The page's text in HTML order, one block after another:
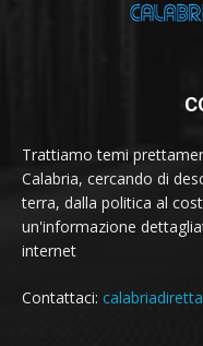
Trattiamo temi
Calabria, cercando di
terra, dalla politica al
un'informazione
internet
Contattaci: